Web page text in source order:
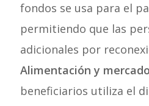
fondos se usa para el
permitiendo que las
adicionales por
Alimentación y
beneficiarios utiliza el